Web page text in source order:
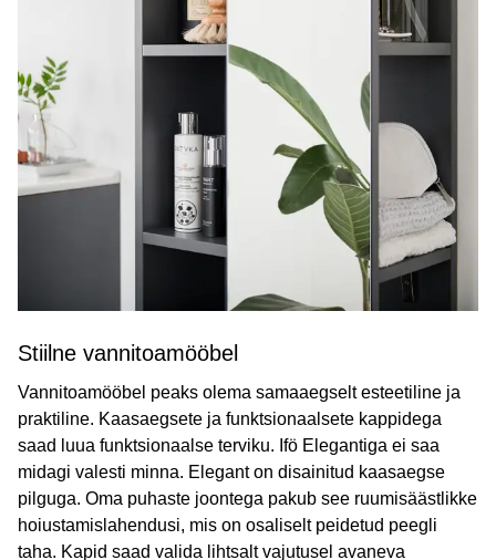
Stiilne vannitoamööbel
Vannitoamööbel peaks olema samaaegselt esteetiline ja
praktiline. Kaasaegsete ja funktsionaalsete kappidega
saad luua funktsionaalse terviku. Ifö Elegantiga ei saa
midagi valesti minna. Elegant on disainitud kaasaegse
pilguga. Oma puhaste joontega pakub see ruumisäästlikke
hoiustamislahendusi, mis on osaliselt peidetud peegli
taha. Kapid saad valida lihtsalt vajutusel avaneva